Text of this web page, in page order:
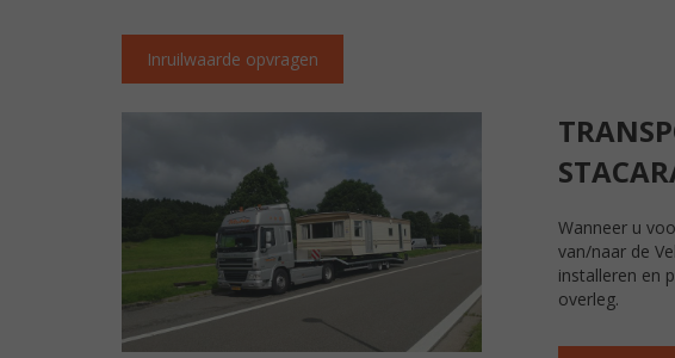
Inruilwaarde opvragen
Wanneer u
van/naar de
installeren en
overleg.